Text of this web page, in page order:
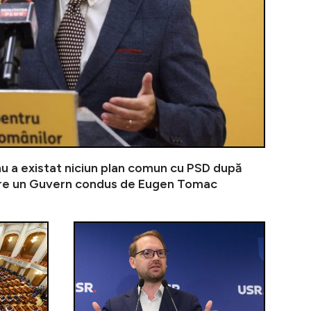
a existat niciun plan comun cu PSD după
un Guvern condus de Eugen Tomac
nu trebuie să-și asume guvernarea grea cu un om de-
Ilie Bolojan atacă dur varianta unui premier